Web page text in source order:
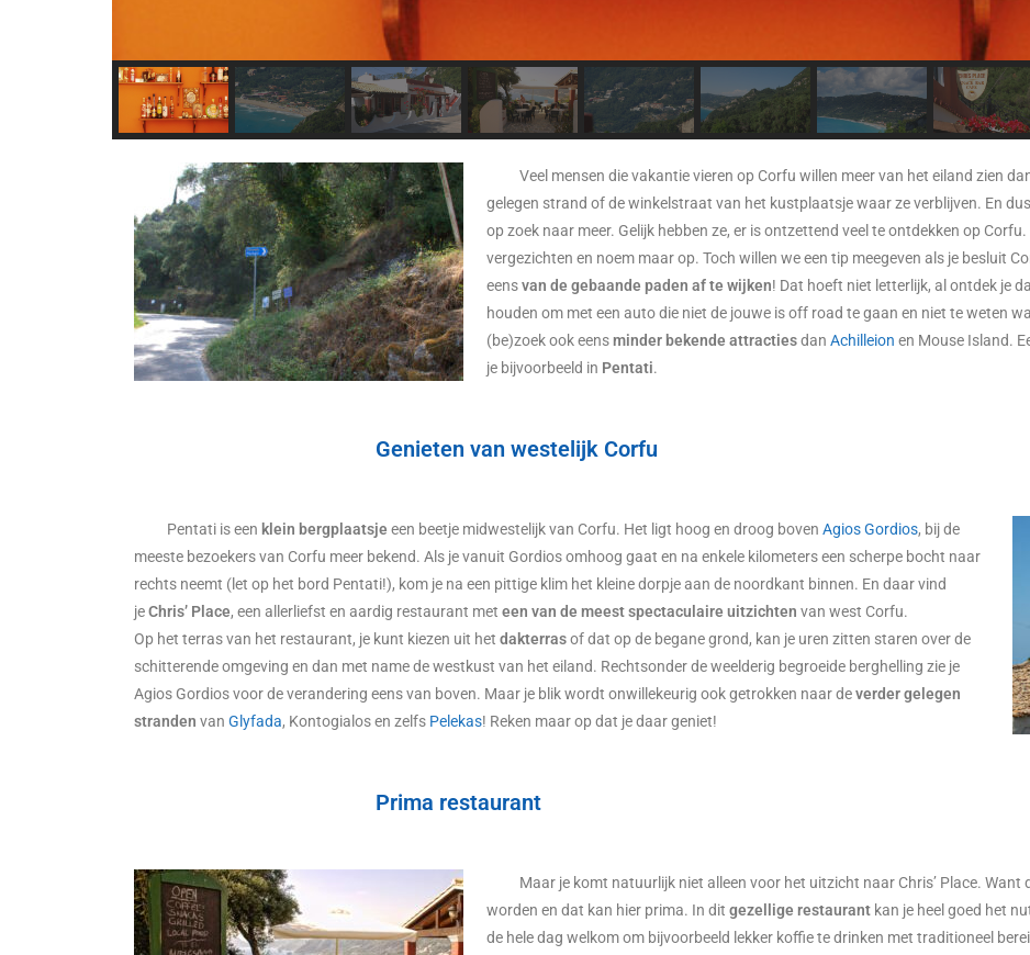
Veel mensen die vakantie vieren op Corfu willen meer van het eiland zien
gelegen strand of de winkelstraat van het kustplaatsje waar ze verblijven. En
op zoek naar meer. Gelijk hebben ze, er is ontzettend veel te ontdekken op
vergezichten en noem maar op. Toch willen we een tip meegeven als je besluit
eensvan de gebaande paden af te wijken! Dat hoeft niet letterlijk, al ontdek je
houden om met een auto die niet de jouwe is off road te gaan en niet te weten
(be)zoek ook eensminder bekende attractiesdan Achilleion en Mouse Island.
je bijvoorbeeld in Pentati.
Genieten van westelijk Corfu
Pentati is een klein bergplaatsje een beetje midwestelijk van Corfu. Het ligt hoog en droog boven Agios Gordios, bij de
meeste bezoekers van Corfu meer bekend. Als je vanuit Gordios omhoog gaat en na enkele kilometers een scherpe bocht naar
rechts neemt (let op het bord Pentati!), kom je na een pittige klim het kleine dorpje aan de noordkant binnen. En daar vind
jeChris’ Place, een allerliefst en aardig restaurant met een van de meest spectaculaire uitzichten van west Corfu.
Op het terras van het restaurant, je kunt kiezen uit het dakterrasof dat op de begane grond, kan je uren zitten staren over de
schitterende omgeving en dan met name de westkust van het eiland. Rechtsonder de weelderig begroeide berghelling zie je
Agios Gordios voor de verandering eens van boven. Maar je blik wordt onwillekeurig ook getrokken naar deverder gelegen
stranden van Glyfada, Kontogialos en zelfs Pelekas! Reken maar op dat je daar geniet!
Prima restaurant
Maar je komt natuurlijk niet alleen voor het uitzicht naar Chris’ Place. Want
worden en dat kan hier prima. In dit gezellige restaurant kan je heel goed het
de hele dag welkom om bijvoorbeeld lekker koffie te drinken met traditioneel